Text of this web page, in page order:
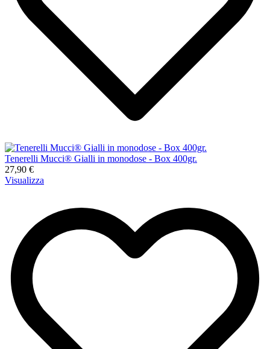
Tenerelli Mucci® Gialli in monodose - Box 400gr.
27,90 €
Visualizza